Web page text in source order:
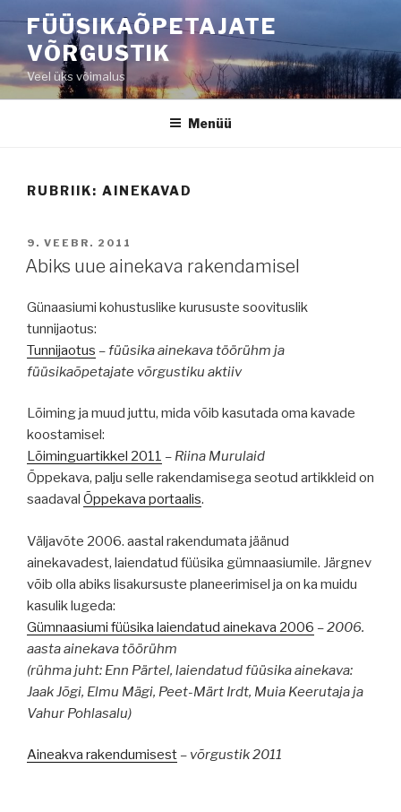
juurde
FÜÜSIKAÕPETAJATE
VÕRGUSTIK
Veel üks võimalus
Menüü
RUBRIIK: AINEKAVAD
POSTED
ON
9. VEEBR. 2011
Abiks uue ainekava rakendamisel
Günaasiumi kohustuslike kurususte soovituslik
tunnijaotus:
Tunnijaotus – füüsika ainekava töörühm ja
füüsikaõpetajate võrgustiku aktiiv
Lõiming ja muud juttu, mida võib kasutada oma kavade
koostamisel:
Lõiminguartikkel 2011 – Riina Murulaid
Õppekava, palju selle rakendamisega seotud artikkleid on
saadaval Õppekava portaalis.
Väljavõte 2006. aastal rakendumata jäänud
ainekavadest, laiendatud füüsika gümnaasiumile. Järgnev
võib olla abiks lisakursuste planeerimisel ja on ka muidu
kasulik lugeda:
Gümnaasiumi füüsika laiendatud ainekava 2006 – 2006.
aasta ainekava töörühm
(rühma juht: Enn Pärtel, laiendatud füüsika ainekava:
Jaak Jõgi, Elmu Mägi, Peet-Märt Irdt, Muia Keerutaja ja
Vahur Pohlasalu)
Aineakva rakendumisest – võrgustik 2011